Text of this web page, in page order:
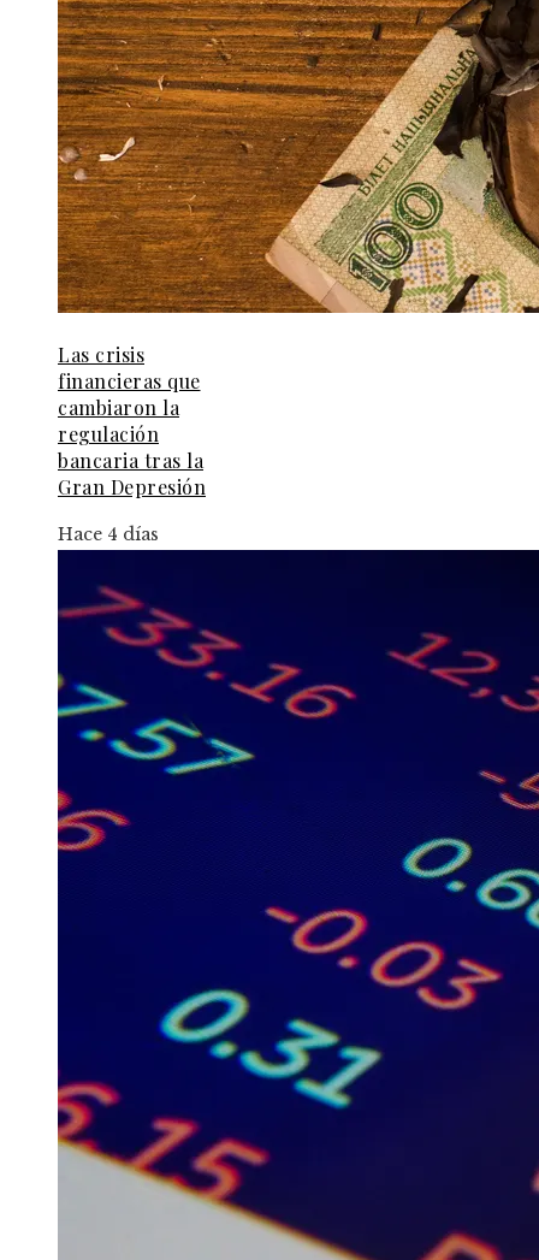
Las crisis
financieras que
cambiaron la
regulación
bancaria tras la
Gran Depresión
Hace 4 días